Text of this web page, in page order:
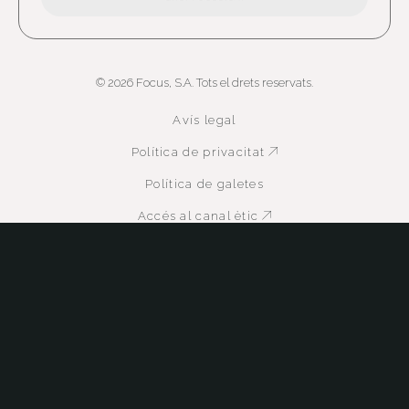
© 2026 Focus, S.A. Tots el drets reservats.
Avís legal
Política de privacitat
Política de galetes
Accés al canal ètic Abre en nueva